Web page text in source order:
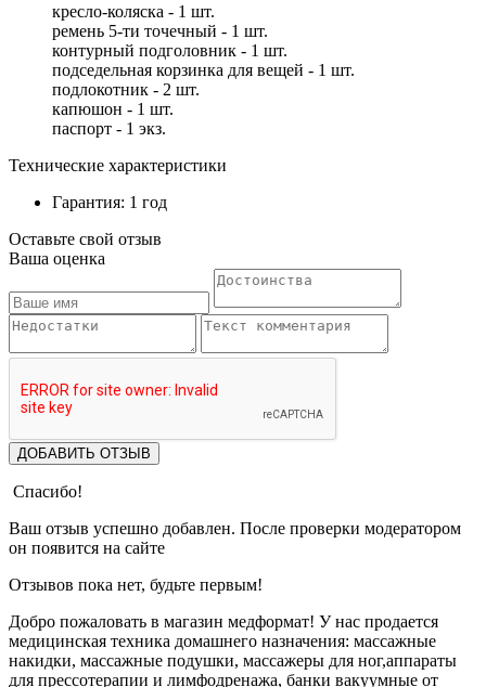
кресло-коляска - 1 шт.
ремень 5-ти точечный - 1 шт.
контурный подголовник - 1 шт.
подседельная корзинка для вещей - 1 шт.
подлокотник - 2 шт.
капюшон - 1 шт.
паспорт - 1 экз.
Технические характеристики
Гарантия: 1 год
Оставьте свой отзыв
Ваша оценка
ДОБАВИТЬ ОТЗЫВ
Спасибо!
Ваш отзыв успешно добавлен. После проверки модератором
он появится на сайте
Отзывов пока нет, будьте первым!
Добро пожаловать в магазин медформат! У нас продается
медицинская техника домашнего назначения: массажные
накидки, массажные подушки, массажеры для ног,аппараты
для прессотерапии и лимфодренажа, банки вакуумные от